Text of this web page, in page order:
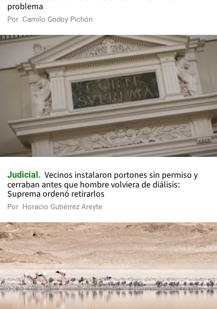
problema
Por Camilo Godoy Pichón
Judicial
Vecinos instalaron portones sin permiso y
cerraban antes que hombre volviera de diálisis:
Suprema ordenó retirarlos
Por Horacio Gutiérrez Areyte